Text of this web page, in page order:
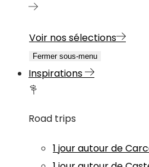
Voir nos sélections
Fermer sous-menu
Inspirations
Road trips
1 jour autour de